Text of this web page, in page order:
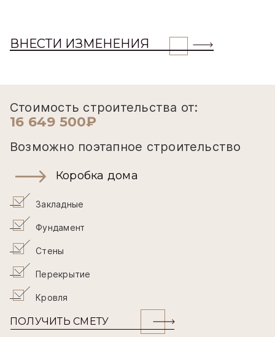
ВНЕСТИ ИЗМЕНЕНИЯ
Стоимость строительства от:
16 649 500₽
Возможно поэтапное строительство
Коробка дома
Закладные
Фундамент
Стены
Перекрытие
Кровля
ПОЛУЧИТЬ СМЕТУ